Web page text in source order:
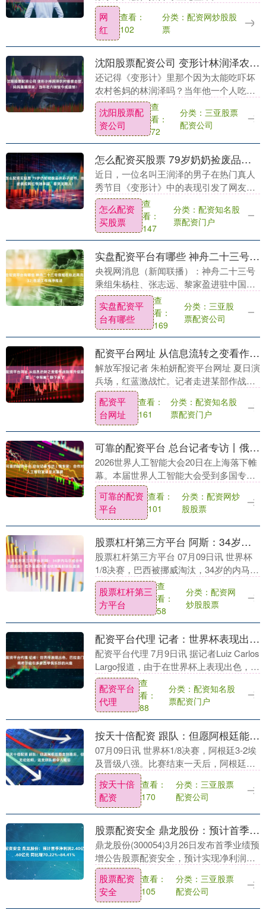
日，参加了该报告会的学生“草莓蛋糕不要
蛋糕”（网名）跟潇湘晨报 ·晨视频记者....
网
红
查看：
102
分类：配资网炒股股
票
沈阳股票配资公司 变形计林润泽农村爸爸去世，妈妈直播撑家，当年吃六碗饭今成遗憾！
还记得《变形计》里那个因为太能吃吓坏
农村爸妈的林润泽吗？当年他一个人吃了
六碗饭加一碗粉还喊饿，被城市父母怀疑
是装的，结果到了农村才知道这孩子是真
饿。如今7年过去....
沈阳股票配
资公司
查
看：
72
分类：三亚股票
配资公司
怎么配资买股票 79岁奶奶捡废品供孙子读书，他逆袭成网红带她享福，看哭无数人！
近日，一位名叫王润泽的男子在热门真人
秀节目《变形计》中的表现引发了网友的
热议。他以干饭王的形象出现，让人印象
深刻。然而，他的成功背后却有着不为人
知的故事。 王润....
怎么配资
买股票
查
看：
147
分类：配资知名股
票配资门户
实盘配资平台有哪些 神舟二十三号乘组在轨近两月&#32;各项工作有序推进
央视网消息（新闻联播）：神舟二十三号
乘组朱杨柱、张志远、黎家盈进驻中国空
间站将近两个月，目前，航天员身心状态
良好，空间科学实验和试验等各项工作进
展顺利。 日前，....
实盘配资平
台有哪些
查
看：
169
分类：三亚股
票配资公司
配资平台网址 从信息流转之变看作战指挥升级重塑：“中军帐”静下来了
解放军报记者 朱柏妍配资平台网址 夏日演
兵场，红蓝激战忙。记者走进某部作战指
挥大厅，却意外感受到一种别样的“静配资
平台网址”—— 除了操作鼠标键盘发出的
轻响和设....
配资平
台网址
查看：
161
分类：配资知名股
票配资门户
可靠的配资平台 总台记者专访丨俄专家：合作对人工智能发展至关重要
2026世界人工智能大会20日在上海落下帷
幕。本届世界人工智能大会受到多国专业
人士的高度评价可靠的配资平台，俄罗斯
联邦政府科学技术奖得主、俄罗斯人工智
能专家叶夫....
可靠的配资
平台
查看：
101
分类：配资网炒
股股票
股票杠杆第三方平台 阿斯：34岁内马尔或会考虑退役！若不留桑托斯会收到美职联队邀请
股票杠杆第三方平台 07月09日讯 世界杯
1/8决赛，巴西被挪威淘汰，34岁的内马尔
完成了自己在国家队的最后一舞。《阿斯
报》撰文分析了他的未来。 《阿斯报》在
文....
股票杠杆第三
方平台
查
看：
58
分类：配资网
炒股股票
配资平台代理 记者：世界杯表现出色，巴拉圭门将希尔吸引多家西甲俱乐部的兴趣
配资平台代理 7月9日讯 据记者Luiz Carlos
Largo报道，由于在世界杯上表现出色，巴
拉圭门将奥兰多·希尔已经吸引了多家西甲
俱乐部的兴趣。据悉，希尔....
配资平台
代理
查
看：
88
分类：配资知名股
票配资门户
按天十倍配资 跟队：但愿阿根廷能走到最后，但无论如何，这支球队都令人难忘
07月09日讯 世界杯1/8决赛，阿根廷3-2埃
及晋级八强。比赛结束一天后，阿根廷跟
队记者埃杜发文点评。 埃杜写道： 阿根廷
获胜已经过去24小时。随着时间推移，....
按天十倍
配资
查看：
170
分类：三亚股票
配资公司
股票配资安全 鼎龙股份：预计首季净利润2.40亿元~2.60亿元 同比增70.22%~84.41%
鼎龙股份(300054)3月26日发布首季业绩预
增公告股票配资安全，预计实现净利润为
2.40亿元~2.60亿元，净利润同比增长
70.22%~84.41%。 证券....
股票配资
安全
查看：
105
分类：三亚股票
配资公司